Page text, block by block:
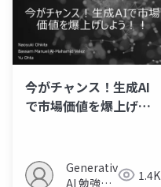
今がチャンス！生成AI
で市場価値を爆上げし
Generative
AI 勉強会
1.4K